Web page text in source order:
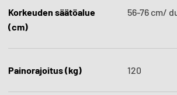
Korkeuden säätöalue
(cm)
56-76 cm/
Painorajoitus (kg) 120